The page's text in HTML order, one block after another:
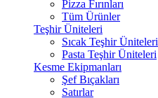
Pizza Fırınları
Tüm Ürünler
Teşhir Üniteleri
Sıcak Teşhir Üniteleri
Pasta Teşhir Üniteleri
Kesme Ekipmanları
Şef Bıçakları
Satırlar